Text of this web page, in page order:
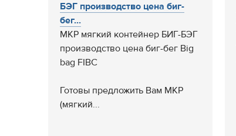
БЭГ производство цена биг-
бег...
МКР мягкий контейнер БИГ-БЭГ
производство цена биг-бег Big
bag FIBC
Готовы предложить Вам МКР
(мягкий...